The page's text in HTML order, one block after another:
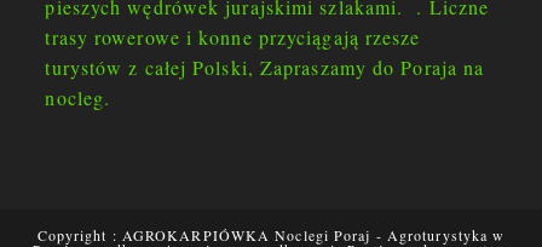
pieszych wędrówek jurajskimi szlakami. . Liczne
trasy rowerowe i konne przyciągają rzesze
turystów z całej Polski, Zapraszamy do Poraja na
nocleg.
Copyright : AGROKARPIÓWKA Noclegi Poraj - Agroturystyka w